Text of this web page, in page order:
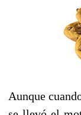
Aunque